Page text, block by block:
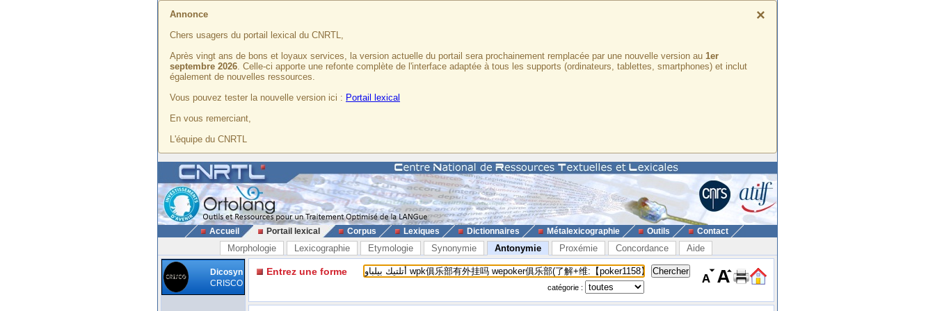
×
Annonce
Chers usagers du portail lexical du CNRTL,
Après vingt ans de bons et loyaux services, la version actuelle du portail sera prochainement remplacée par une nouvelle version au 1er
septembre 2026. Celle-ci apporte une refonte complète de l'interface adaptée à tous les supports (ordinateurs, tablettes, smartphones) et inclut
également de nouvelles ressources.
Vous pouvez tester la nouvelle version ici : Portail lexical
En vous remerciant,
L'équipe du CNRTL
Accueil Portail lexical Corpus Lexiques Dictionnaires Métalexicographie Outils Contact
Morphologie Lexicographie Etymologie Synonymie Antonymie Proxémie Concordance Aide
Dicosyn
CRISCO
Entrez une forme
catégorie :